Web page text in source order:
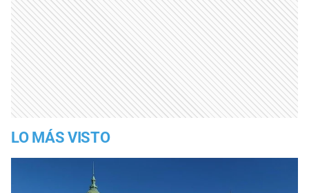
LO MÁS VISTO